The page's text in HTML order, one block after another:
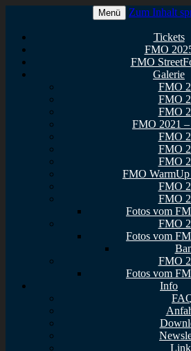
FullMetal
2026
Menü Zum Inhalt
Tickets
FMO
FMO
Galerie
FMO
FMO
FMO
FMO 2021
FMO
FMO
FMO
FMO
FMO
FMO
Fotos vom
FMO
Fotos vom
FMO
Fotos vom
Info